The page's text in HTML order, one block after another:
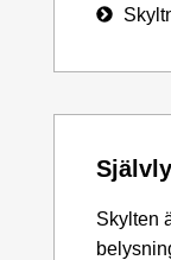
Skylten